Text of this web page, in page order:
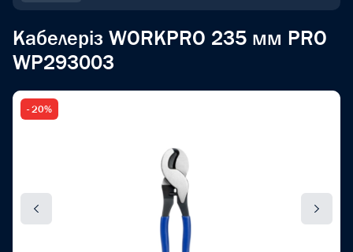
Кабелеріз WORKPRO 235 мм PRO
WP293003
- 20%